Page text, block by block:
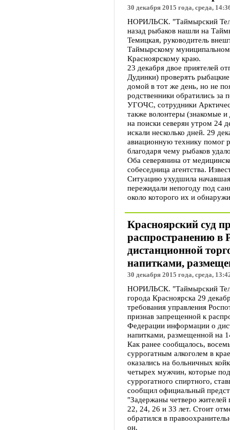
30 декабря 2015 года, среда,
НОРИЛЬСК. "Таймырский
назад рыбаков нашли на
Темицкая, руководитель
Таймырскому
Красноярскому краю.
23 декабря двое приятелей
Дудинки) проверять
домой в тот же день, но не
родственники обратились
УГОЧС, сотрудники
также волонтеры (знакомые
на поиски северян утром 24
искали несколько дней. 29
авиационную технику помог
благодаря чему рыбаков
Оба северянина от
собеседница агентства.
Ситуацию ухудшила
пережидали непогоду под
около которого их и
Красноярский суд
распространению в
дистанционной
напитками,
30 декабря 2015 года, среда,
НОРИЛЬСК. "Таймырский
города Красноярска 29
требования управления
признав запрещенной к
Федерации информации о
напитками, размещенной на
Как ранее сообщалось,
суррогатным алкоголем в
оказались на больничных
четырех мужчин, которые
суррогатного спиртного,
сообщил официальный
"Задержаны четверо жителей
22, 24, 26 и 33 лет. Стоит
обратился в
он.